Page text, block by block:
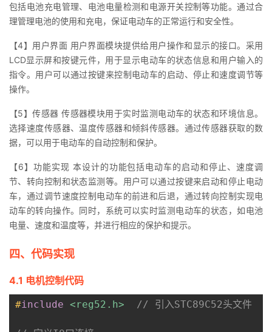
包括电池充电管理、电池电量检测和电源开关控制等功能。通过合
理管理电池的使用和充电，保证电动车的正常运行和安全性。
【4】用户界面 用户界面模块提供给用户操作和显示的接口。采用
LCD显示屏和按键元件，用于显示电动车的状态信息和用户输入的
指令。用户可以通过按键来控制电动车的启动、停止和速度调节等
操作。
【5】传感器 传感器模块用于实时监测电动车的状态和环境信息。
选择速度传感器、温度传感器和倾斜传感器。通过传感器获取的数
据，可以用于电动车的自动控制和保护。
【6】功能实现 本设计的功能包括电动车的启动和停止、速度调
节、转向控制和状态监测等。用户可以通过按键来启动和停止电动
车，通过调节速度控制电动车的前进和后退，通过转向控制实现电
动车的转向操作。同时，系统可以实时监测电动车的状态，如电池
电量、速度和温度等，并进行相应的保护和提示。
四、代码实现
4.1 电机控制代码
#include <reg52.h>
// 引入STC89C52头文件